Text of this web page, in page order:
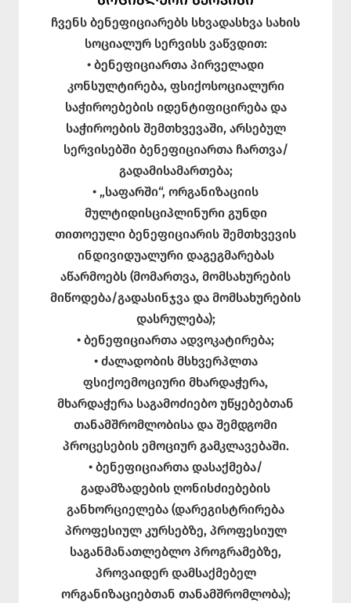
ჩვენს ბენეფიციარებს სხვადასხვა სახის
სოციალურ სერვისს ვაწვდით:
• ბენეფიციართა პირველადი
კონსულტირება, ფსიქოსოციალური
საჭიროებების იდენტიფიცირება და
საჭიროების შემთხვევაში, არსებულ
სერვისებში ბენეფიციართა ჩართვა/
გადამისამართება;
• „საფარში“, ორგანიზაციის
მულტიდისციპლინური გუნდი
თითოეული ბენეფიციარის შემთხვევის
ინდივიდუალური დაგეგმარებას
აწარმოებს (მომართვა, მომსახურების
მიწოდება/გადასინჯვა და მომსახურების
დასრულება);
• ბენეფიციართა ადვოკატირება;
• ძალადობის მსხვერპლთა
ფსიქოემოციური მხარდაჭერა,
მხარდაჭერა საგამოძიებო უწყებებთან
თანამშრომლობისა და შემდგომი
პროცესების ემოციურ გამკლავებაში.
• ბენეფიციართა დასაქმება/
გადამზადების ღონისძიებების
განხორციელება (დარეგისტრირება
პროფესიულ კურსებზე, პროფესიულ
საგანმანათლებლო პროგრამებზე,
პროვაიდერ დამსაქმებელ
ორგანიზაციებთან თანამშრომლობა);